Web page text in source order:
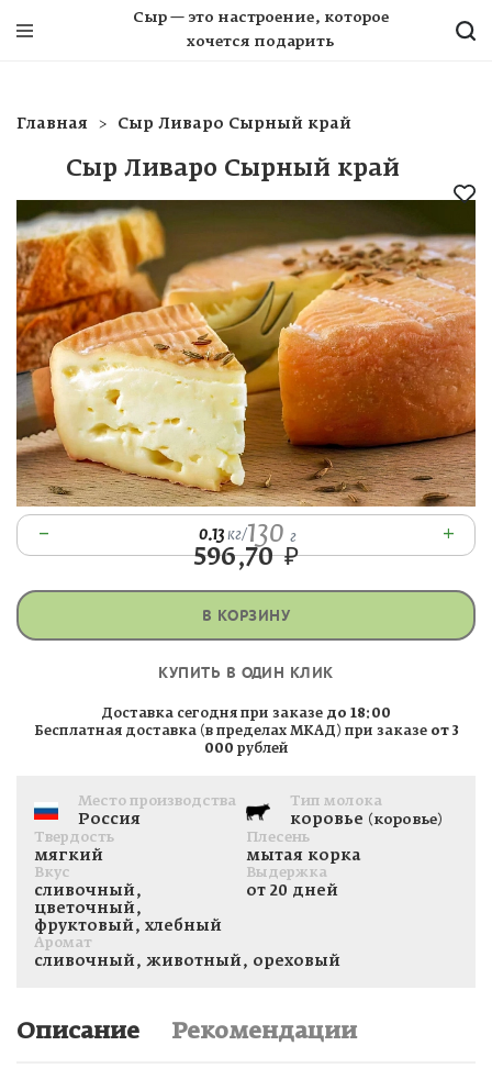
Сыр — это настроение, которое
хочется подарить
Главная Сыр Ливаро Сырный край
Сыр Ливаро Сырный край
– 0.13 кг/130 г +
596,70₽
В КОРЗИНУ
КУПИТЬ В ОДИН КЛИК
Доставка сегодня при заказе до 18:00
Бесплатная доставка (в пределах МКАД) при заказе от 3
000 рублей
Место производства
Россия
Тип молока
коровье (коровье)
Твердость
мягкий
Плесень
мытая корка
Вкус
сливочный,
цветочный,
фруктовый, хлебный
Выдержка
от 20 дней
Аромат
сливочный, животный, ореховый
Описание Рекомендации